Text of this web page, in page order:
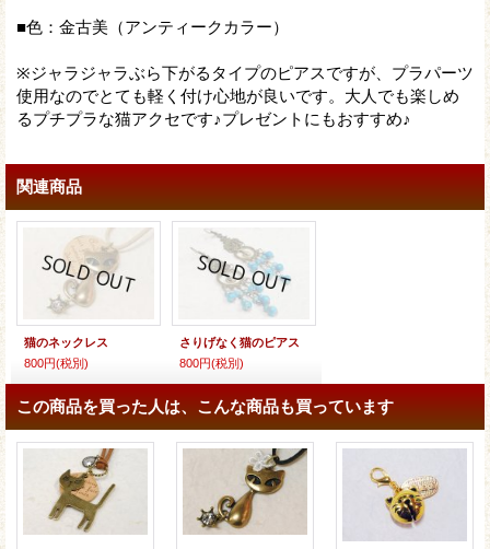
■色：金古美（アンティークカラー）
※ジャラジャラぶら下がるタイプのピアスですが、プラパーツ
使用なのでとても軽く付け心地が良いです。大人でも楽しめ
るプチプラな猫アクセです♪プレゼントにもおすすめ♪
関連商品
猫のネックレス
800円(税別)
さりげなく猫のピアス
800円(税別)
この商品を買った人は、こんな商品も買っています